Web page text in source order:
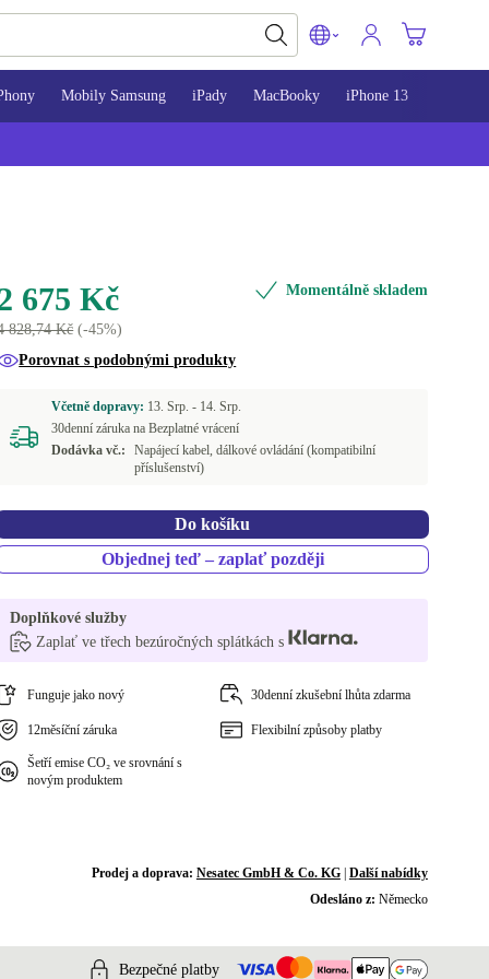
Mobily Samsung iPady MacBooky iPhone 13
675 Kč
828,74 Kč(-45%)
Momentálně skladem
Porovnat s podobnými produkty
Včetně dopravy: 13. Srp. - 14. Srp.
30denní záruka na Bezplatné vrácení
Dodávka vč.:
Napájecí kabel, dálkové ovládání (kompatibilní
příslušenství)
Do košíku
Objednej teď – zaplať později
Doplňkové služby
Zaplať ve třech bezúročných splátkách s
Funguje jako nový 30denní zkušební lhůta zdarma
12měsíční záruka Flexibilní způsoby platby
Šetří emise CO₂ ve srovnání s
novým produktem
Prodej a doprava: Nesatec GmbH & Co. KG| Další nabídky
Odesláno z: Německo
Bezpečné platby